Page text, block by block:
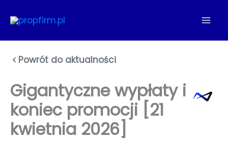
do
Powrót do aktualności
Gigantyczne wypłaty i
koniec promocji [21
kwietnia 2026]